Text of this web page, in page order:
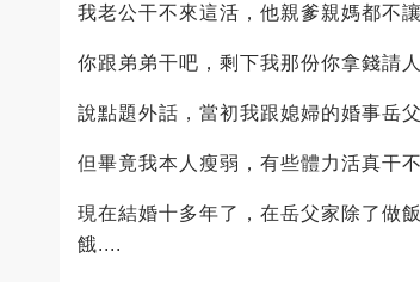
我老公干不來這活，他親爹親媽都不
你跟弟弟干吧，剩下我那份你拿錢請人
說點題外話，當初我跟媳婦的婚事岳
但畢竟我本人瘦弱，有些體力活真干不
現在結婚十多年了，在岳父家除了做
餓....